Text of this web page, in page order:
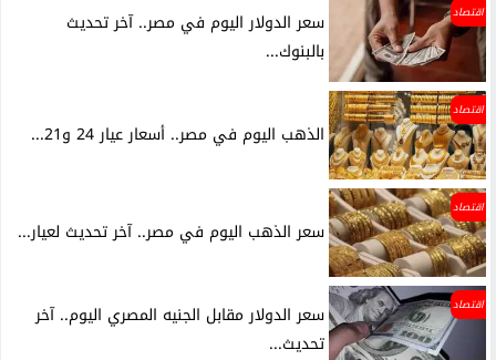
اقتصاد
سعر الدولار اليوم في مصر.. آخر تحديث
بالبنوك...
اقتصاد
الذهب اليوم في مصر.. أسعار عيار 24 و21...
اقتصاد
سعر الذهب اليوم في مصر.. آخر تحديث لعيار...
اقتصاد
سعر الدولار مقابل الجنيه المصري اليوم.. آخر
تحديث...